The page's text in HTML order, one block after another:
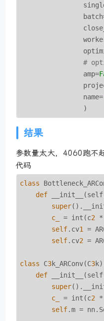
batch
#
amp=
name=
)
结果
参数量太大，4060跑不
代码
class
def
super
c_
= int(c2 *
self.cv1 =
self.cv2 =
class C3k_ARConv(C3
def
super
c_
= int(c2 *
self.m =